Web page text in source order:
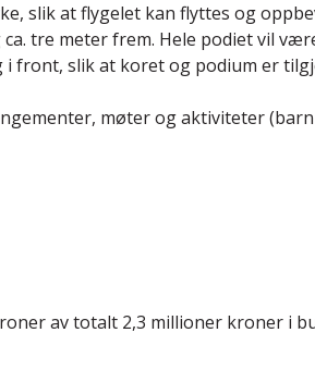
slik at flygelet kan flyttes og
tre meter frem. Hele podiet vil
front, slik at koret og podium er
møter og aktiviteter
av totalt 2,3 millioner kroner i